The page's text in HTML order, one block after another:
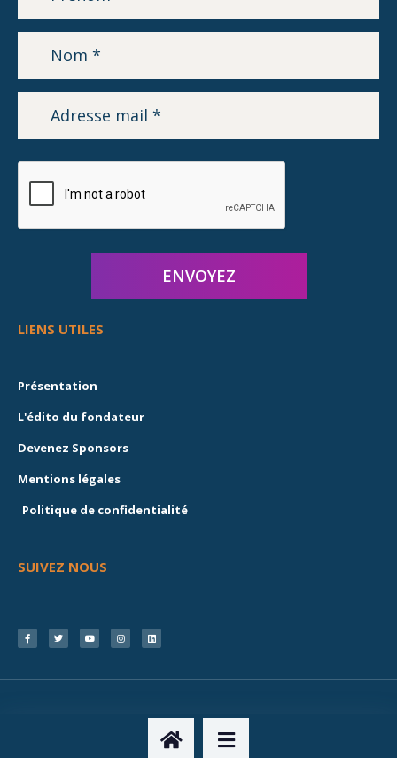
LIENS UTILES
Présentation
L'édito du fondateur
Devenez Sponsors
Mentions légales
Politique de confidentialité
SUIVEZ NOUS
© 2024 EMERGING VALLEY. TOUS DROITS RÉSERVÉS.